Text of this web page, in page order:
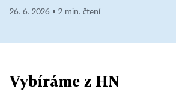
26. 6. 2026 ▪ 2 min. čtení
Vybíráme z HN